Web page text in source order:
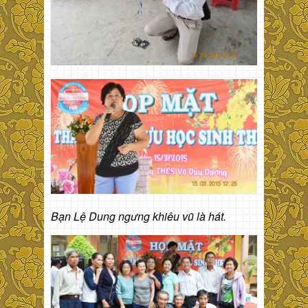
Bạn Lệ Dung ngưng khiêu vũ là hát.